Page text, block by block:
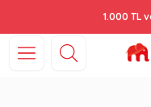
1.000 TL